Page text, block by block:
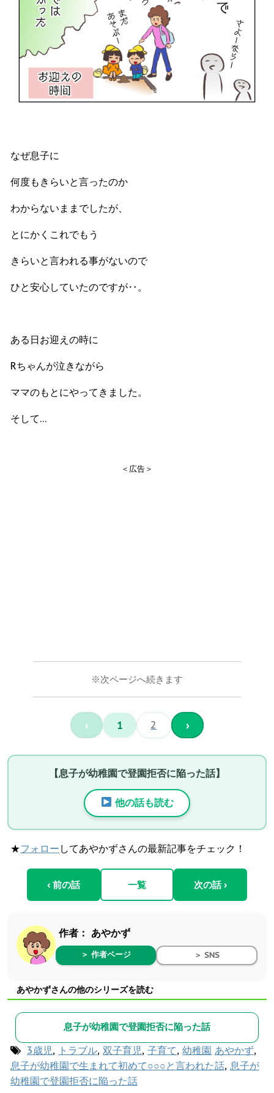
なぜ息子に
何度もきらいと言ったのか
わからないままでしたが、
とにかくこれでもう
きらいと言われる事がないので
ひと安心していたのですが‥。
ある日お迎えの時に
Rちゃんが泣きながら
ママのもとにやってきました。
そして…
＜広告＞
※次ページへ続きます
‹ 1 2 ›
【息子が幼稚園で登園拒否に陥った話】
他の話も読む
★フォロー してあやかずさんの最新記事をチェック！
‹ 前の話 一覧 次の話 ›
作者： あやかず
＞ 作者ページ ＞ SNS
あやかずさんの他のシリーズを読む
息子が幼稚園で登園拒否に陥った話
3歳児, トラブル, 双子育児, 子育て, 幼稚園 あやかず,
息子が幼稚園で生まれて初めて○○○と言われた話, 息子が
幼稚園で登園拒否に陥った話